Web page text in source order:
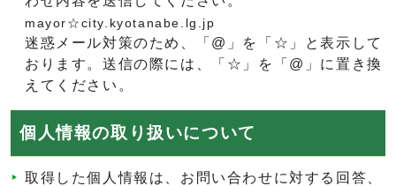
mayor☆city.kyotanabe.lg.jp
迷惑メール対策のため、「@」を「☆」と表示して
おります。送信の際には、「☆」を「@」に置き換
えてください。
個人情報の取り扱いについて
取得した個人情報は、お問い合わせに対する回答、